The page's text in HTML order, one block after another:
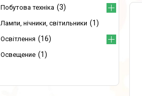
Побутова техніка 3
Лампи, нічники, світильники 1
Освітлення 16
Освещение 1